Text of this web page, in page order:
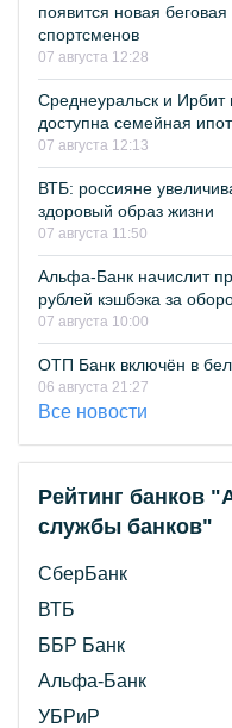
появится новая
спортсменов
07 августа 12:28
Среднеуральск и Ирбит
доступна семейная
07 августа 12:13
ВТБ: россияне
здоровый образ жизни
07 августа 11:50
Альфа-Банк начислит
рублей кэшбэка за
07 августа 10:00
ОТП Банк включён в
06 августа 21:27
Все новости
Рейтинг банков
службы банков"
СберБанк
ВТБ
ББР Банк
Альфа-Банк
УБРиР